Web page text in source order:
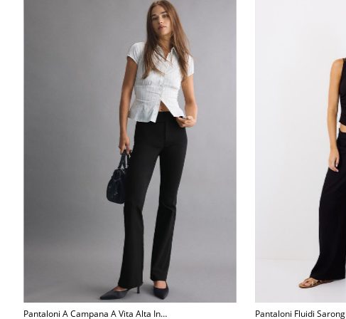
Pantaloni A Campana A Vita Alta In
Pantaloni Fluidi Sarong